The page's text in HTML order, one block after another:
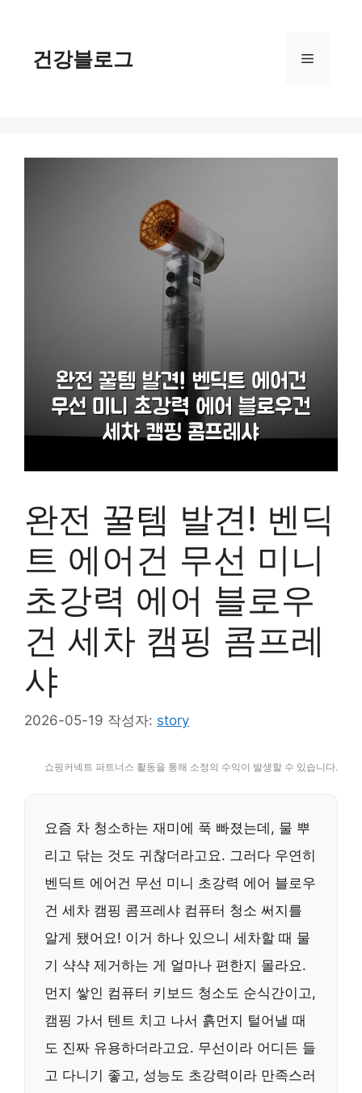
건강블로그 메
완전 꿀템 발견! 벤딕
트 에어건 무선 미니
초강력 에어 블로우
건 세차 캠핑 콤프레
샤
2026-05-19 작성자: story
쇼핑커넥트 파트너스 활동을 통해 소정의 수익이 발생할 수 있습니다.
요즘 차 청소하는 재미에 푹 빠졌는데, 물 뿌
리고 닦는 것도 귀찮더라고요. 그러다 우연히
벤딕트 에어건 무선 미니 초강력 에어 블로우
건 세차 캠핑 콤프레샤 컴퓨터 청소 써지를
알게 됐어요! 이거 하나 있으니 세차할 때 물
기 샥샥 제거하는 게 얼마나 편한지 몰라요.
먼지 쌓인 컴퓨터 키보드 청소도 순식간이고,
캠핑 가서 텐트 치고 나서 흙먼지 털어낼 때
도 진짜 유용하더라고요. 무선이라 어디든 들
고 다니기 좋고, 성능도 초강력이라 만족스러